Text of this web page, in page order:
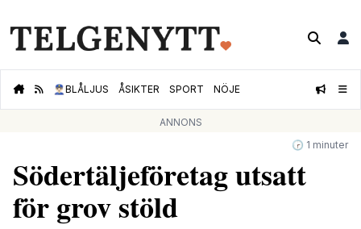
👮🏻‍♂️BLÅLJUS ÅSIKTER SPORT NÖJE
ANNONS
🕝 1 minuter
Södertäljeföretag utsatt
för grov stöld